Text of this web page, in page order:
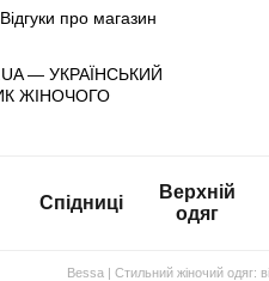
Відгуки про магазин
Спідниці
Верхній
одяг
Bessa | Стильний жіночий одяг: